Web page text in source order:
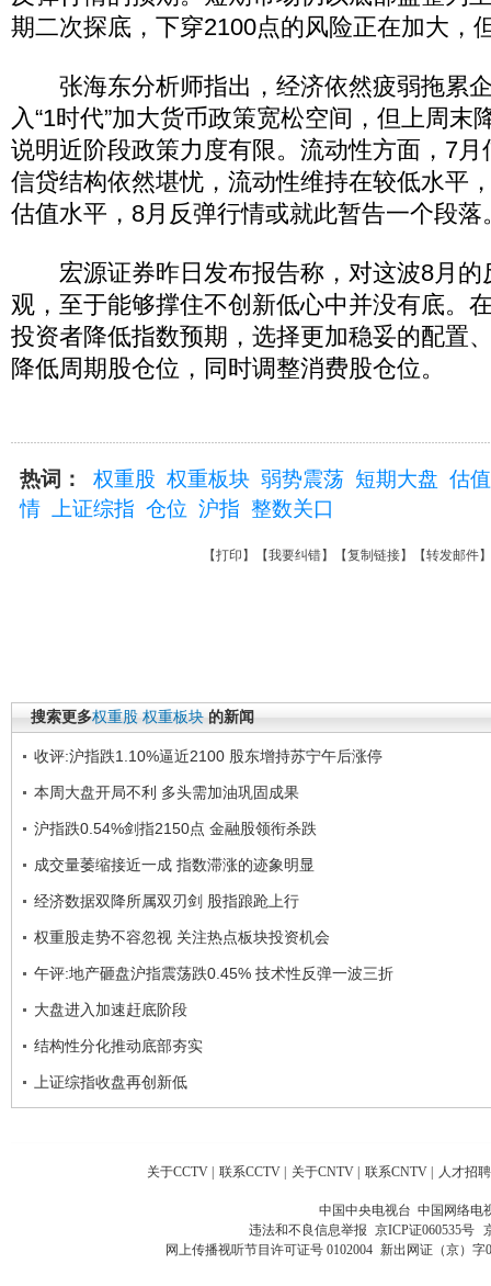
期二次探底，下穿2100点的风险正在加大，
张海东分析师指出，经济依然疲弱拖累
入“1时代”加大货币政策宽松空间，但上周末
说明近阶段政策力度有限。流动性方面，7
信贷结构依然堪忧，流动性维持在较低水平
估值水平，8月反弹行情或就此暂告一个段落
宏源证券昨日发布报告称，对这波8月的
观，至于能够撑住不创新低心中并没有底。
投资者降低指数预期，选择更加稳妥的配置
降低周期股仓位，同时调整消费股仓位。
热词： 权重股 权重板块 弱势震荡 短期大盘 估
情
上证综指 仓位 沪指 整数关口
【打印 】【我要纠错】【复制链接】【转发邮件
搜索更多权重股 权重板块 的新闻
收评:沪指跌1.10%逼近2100 股东增持苏宁午后涨停
本周大盘开局不利 多头需加油巩固成果
沪指跌0.54%剑指2150点 金融股领衔杀跌
成交量萎缩接近一成 指数滞涨的迹象明显
经济数据双降所属双刃剑 股指踉跄上行
权重股走势不容忽视 关注热点板块投资机会
午评:地产砸盘沪指震荡跌0.45% 技术性反弹一波三折
大盘进入加速赶底阶段
结构性分化推动底部夯实
上证综指收盘再创新低
关于CCTV 联系CCTV 关于CNTV 联系CNTV 人才招聘
中国中央电视台 中国网络电
违法和不良信息举报 京ICP证060535号
网上传播视听节目许可证号 0102004 新出网证（京）